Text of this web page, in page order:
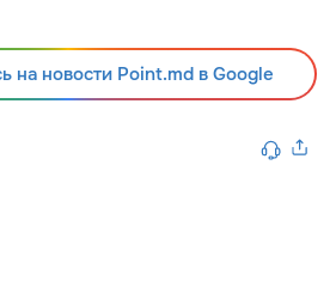
на новости Point.md в Google